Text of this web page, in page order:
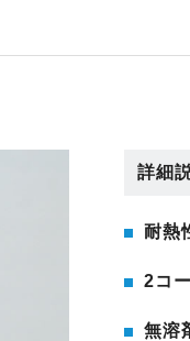
詳細
耐熱
2コ
無溶